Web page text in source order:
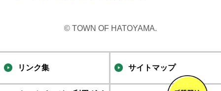
© TOWN OF HATOYAMA.
リンク集 サイトマップ